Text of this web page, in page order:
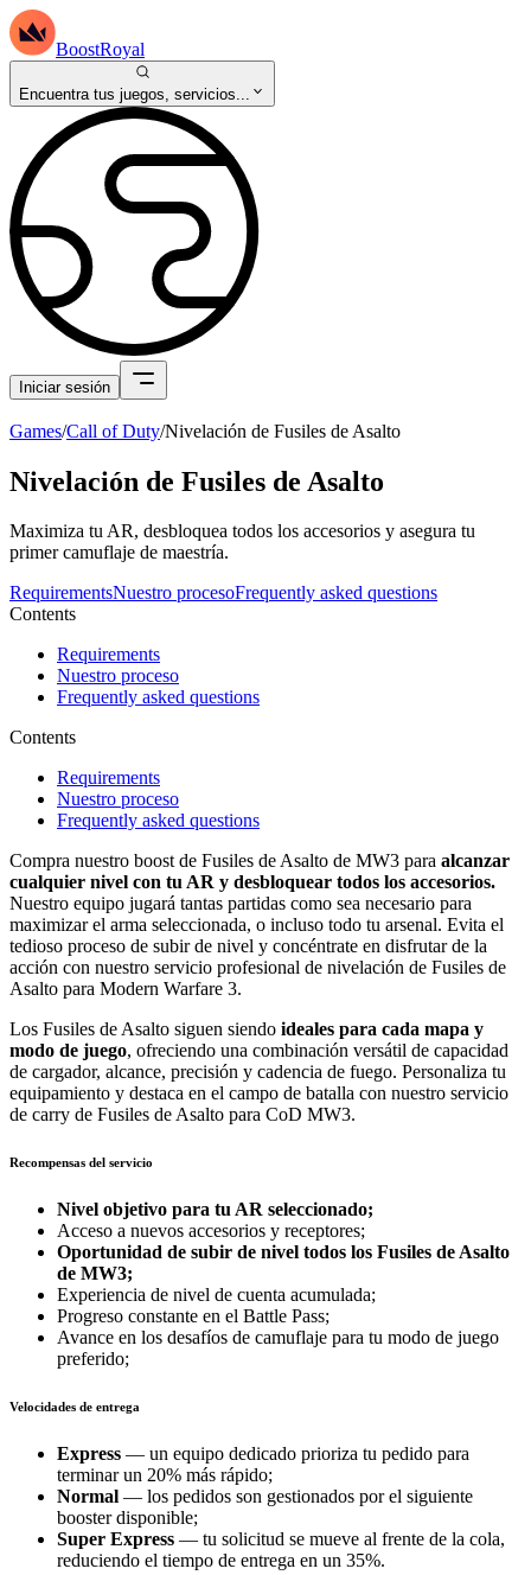
BoostRoyal
Encuentra tus juegos, servicios...
Iniciar sesión
Games/Call of Duty/Nivelación de Fusiles de Asalto
Nivelación de Fusiles de Asalto
Maximiza tu AR, desbloquea todos los accesorios y asegura tu
primer camuflaje de maestría.
RequirementsNuestro procesoFrequently asked questions
Contents
Requirements
Nuestro proceso
Frequently asked questions
Contents
Requirements
Nuestro proceso
Frequently asked questions
Compra nuestro boost de Fusiles de Asalto de MW3 para alcanzar
cualquier nivel con tu AR y desbloquear todos los accesorios.
Nuestro equipo jugará tantas partidas como sea necesario para
maximizar el arma seleccionada, o incluso todo tu arsenal. Evita el
tedioso proceso de subir de nivel y concéntrate en disfrutar de la
acción con nuestro servicio profesional de nivelación de Fusiles de
Asalto para Modern Warfare 3.
Los Fusiles de Asalto siguen siendo ideales para cada mapa y
modo de juego, ofreciendo una combinación versátil de capacidad
de cargador, alcance, precisión y cadencia de fuego. Personaliza tu
equipamiento y destaca en el campo de batalla con nuestro servicio
de carry de Fusiles de Asalto para CoD MW3.
Recompensas del servicio
Nivel objetivo para tu AR seleccionado;
Acceso a nuevos accesorios y receptores;
Oportunidad de subir de nivel todos los Fusiles de Asalto
de MW3;
Experiencia de nivel de cuenta acumulada;
Progreso constante en el Battle Pass;
Avance en los desafíos de camuflaje para tu modo de juego
preferido;
Velocidades de entrega
Express — un equipo dedicado prioriza tu pedido para
terminar un 20% más rápido;
Normal — los pedidos son gestionados por el siguiente
booster disponible;
Super Express — tu solicitud se mueve al frente de la cola,
reduciendo el tiempo de entrega en un 35%.